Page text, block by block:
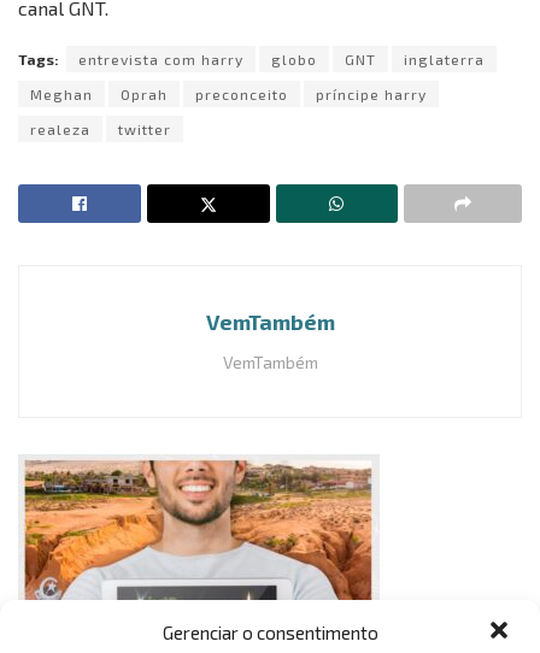
Gerenciar o consentimento
canal GNT.
Tags: entrevista com harry globo GNT inglaterra
Meghan Oprah preconceito príncipe harry
realeza twitter
VemTambém
VemTambém